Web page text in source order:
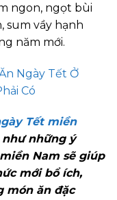
ngon, ngọt bùi
sum vầy hạnh
năm mới.
Ngày Tết Ở
Có
Tết miền
những ý
Nam sẽ giúp
mới bổ ích,
món ăn đặc